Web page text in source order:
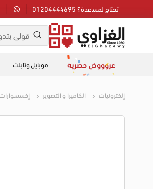
تحتاج لمساعدة؟ 01204444695
عروووض حصرية موبايل وتابلت
إلكترونيات الكاميرا و التصوير إكسسوارات